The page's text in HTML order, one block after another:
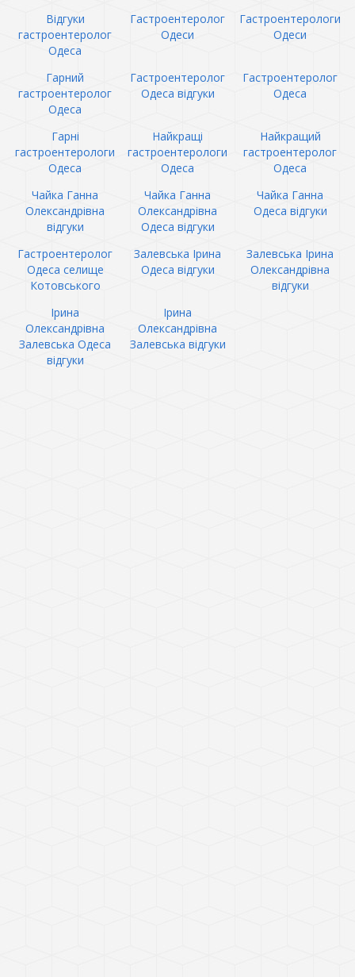
Відгуки
гастроентеролог
Одеса
Гастроентеролог
Одеси
Гастроентерологи
Одеси
Гарний
гастроентеролог
Одеса
Гастроентеролог
Одеса відгуки
Гастроентеролог
Одеса
Гарні
гастроентерологи
Одеса
Найкращі
гастроентерологи
Одеса
Найкращий
гастроентеролог
Одеса
Чайка Ганна
Олександрівна
відгуки
Чайка Ганна
Олександрівна
Одеса відгуки
Чайка Ганна
Одеса відгуки
Гастроентеролог
Одеса селище
Котовського
Залевська Ірина
Одеса відгуки
Залевська Ірина
Олександрівна
відгуки
Ірина
Олександрівна
Залевська Одеса
відгуки
Ірина
Олександрівна
Залевська відгуки